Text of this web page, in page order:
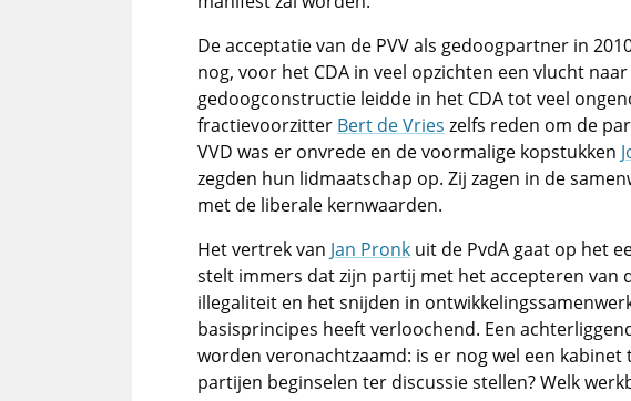
De acceptatie van de PVV als gedoogpartner in
nog, voor het CDA in veel opzichten een vlucht
gedoogconstructie leidde in het CDA tot veel
fractievoorzitter Bert de Vries zelfs reden om de
VVD was er onvrede en de voormalige kopstukken
zegden hun lidmaatschap op. Zij zagen in de
met de liberale kernwaarden.
Het vertrek van Jan Pronk uit de PvdA gaat op het
stelt immers dat zijn partij met het accepteren van
illegaliteit en het snijden in
basisprincipes heeft verloochend. Een
worden veronachtzaamd: is er nog wel een
partijen beginselen ter discussie stellen? Welk